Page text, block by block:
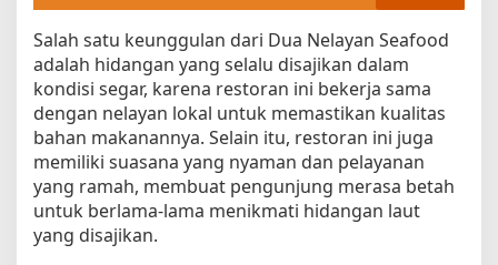
Salah satu keunggulan dari Dua Nelayan Seafood
adalah hidangan yang selalu disajikan dalam
kondisi segar, karena restoran ini bekerja sama
dengan nelayan lokal untuk memastikan kualitas
bahan makanannya. Selain itu, restoran ini juga
memiliki suasana yang nyaman dan pelayanan
yang ramah, membuat pengunjung merasa betah
untuk berlama-lama menikmati hidangan laut
yang disajikan.